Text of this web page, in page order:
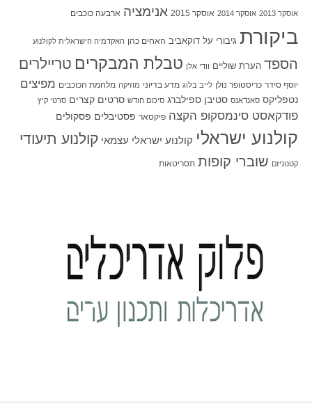
אוסקר 2013 אוסקר 2014 אוסקר 2015 אנימציה ארבעה כוכבים
ביקורת גיבורי על דוקאביב האחים כהן האקדמיה הישראלית לקולנוע
הספד הערת שוליים וודי אלן טבלת המבקרים טריילרים
יוסף סידר כריסטופר נולן לייב בלוג מדע בדיוני מוזיקה מלחמת הכוכבים מפיצים
נטפליקס סאנדאנס סטיבן ספילברג סיכום חודש סרטים קצרים סרטי קיץ
פודקאסט סינמסקופ הקצה פיקסאר פסטיבלים פסקולים
קולנוע ישראלי קולנוע ישראלי עצמאי קולנוע תיעודי
קטנוניזם שוברי קופות תסריטאות